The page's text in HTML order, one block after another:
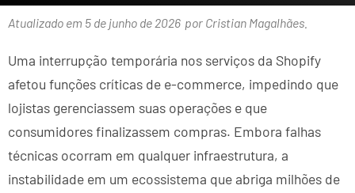
Atualizado em 5 de junho de 2026 por Cristian Magalhães.
Uma interrupção temporária nos serviços da Shopify
afetou funções críticas de e-commerce, impedindo que
lojistas gerenciassem suas operações e que
consumidores finalizassem compras. Embora falhas
técnicas ocorram em qualquer infraestrutura, a
instabilidade em um ecossistema que abriga milhões de